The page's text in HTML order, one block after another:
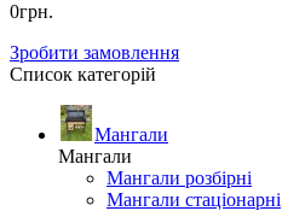
0грн.
Зробити замовлення
Список категорій
Мангали
Мангали
Мангали розбірні
Мангали стаціонарні